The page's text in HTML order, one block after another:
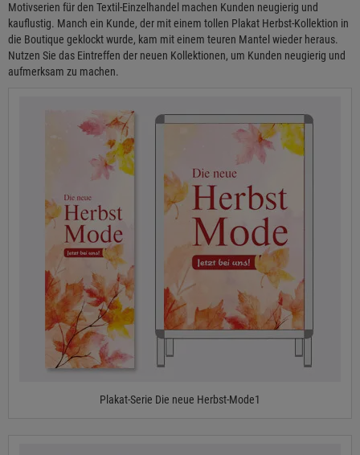
Motivserien für den Textil-Einzelhandel machen Kunden neugierig und
kauflustig. Manch ein Kunde, der mit einem tollen Plakat Herbst-Kollektion in
die Boutique geklockt wurde, kam mit einem teuren Mantel wieder heraus.
Nutzen Sie das Eintreffen der neuen Kollektionen, um Kunden neugierig und
aufmerksam zu machen.
Plakat-Serie Die neue Herbst-Mode1